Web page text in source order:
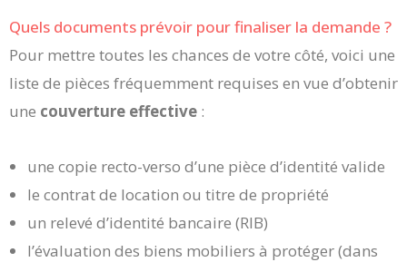
Quels documents prévoir pour finaliser la demande ?
Pour mettre toutes les chances de votre côté, voici une
liste de pièces fréquemment requises en vue d’obtenir
une couverture effective :
une copie recto-verso d’une pièce d’identité valide
le contrat de location ou titre de propriété
un relevé d’identité bancaire (RIB)
l’évaluation des biens mobiliers à protéger (dans